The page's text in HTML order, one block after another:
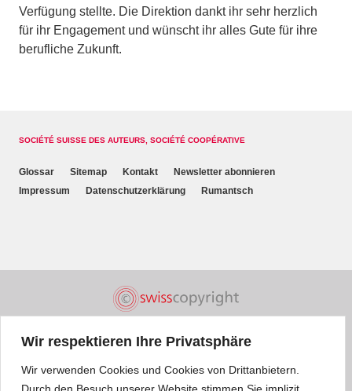
Wir respektieren Ihre Privatsphäre
Wir verwenden Cookies und Cookies von Drittanbietern.
Verfügung stellte. Die Direktion dankt ihr sehr herzlich
für ihr Engagement und wünscht ihr alles Gute für ihre
berufliche Zukunft.
SOCIÉTÉ SUISSE DES AUTEURS, SOCIÉTÉ COOPÉRATIVE
Glossar Sitemap Kontakt
Newsletter abonnieren
Impressum
Datenschutzerklärung Rumantsch